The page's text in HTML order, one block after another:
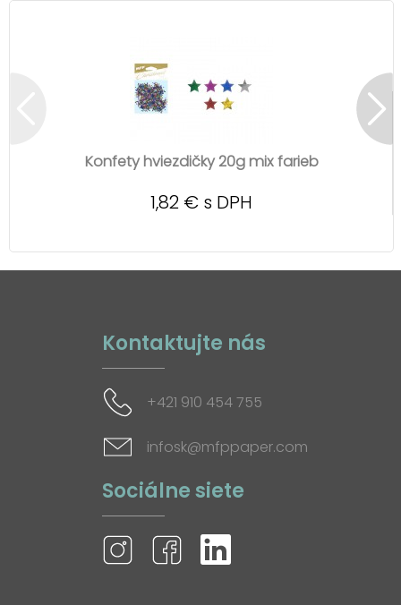
Konfety hviezdičky 20g mix farieb
1,82 € s DPH
Kontaktujte nás
+421 910 454 755
infosk@mfppaper.com
Sociálne siete